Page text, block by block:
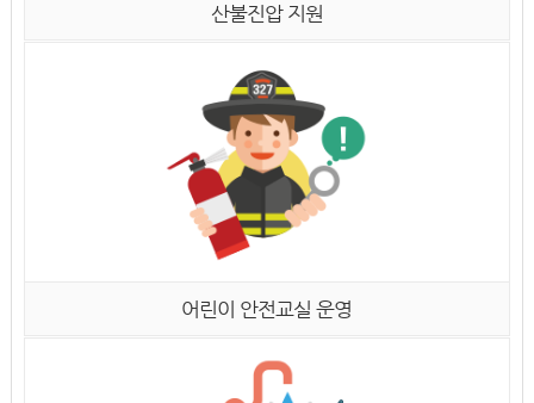
산불진압 지원
어린이 안전교실 운영